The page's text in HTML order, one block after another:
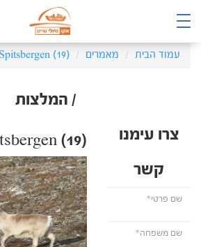
עמוד הבית מאמרים (19)
/ המלצות
צרו עימנו
קשר
(19)